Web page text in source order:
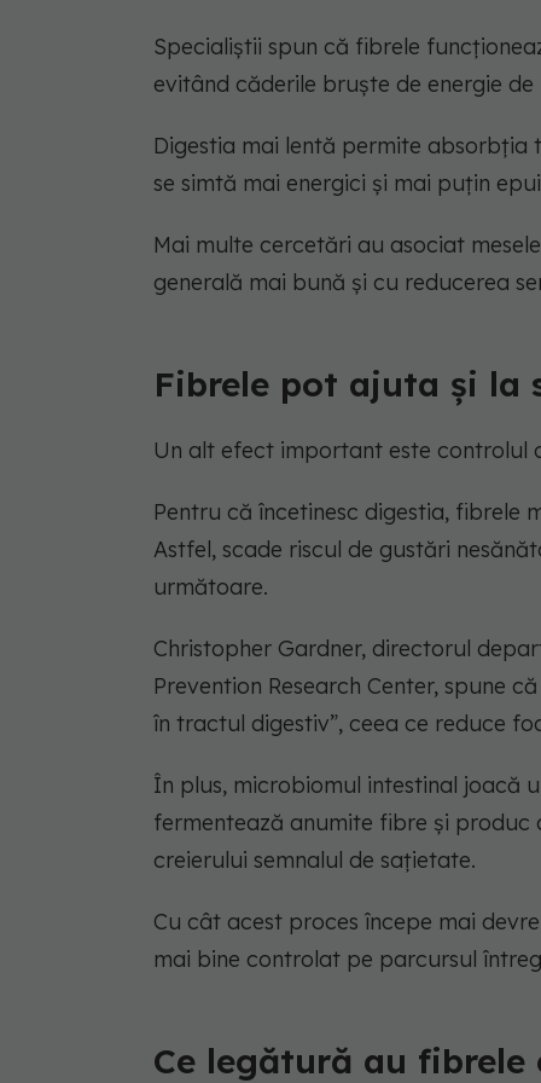
Specialiștii spun că fibrele
evitând căderile bruște de energie de
Digestia mai lentă permite absorbția
se simtă mai energici și mai puțin
Mai multe cercetări au asociat
generală mai bună și cu reducerea
Fibrele pot ajuta și la
Un alt efect important este controlul
Pentru că încetinesc digestia, fibrele
Astfel, scade riscul de gustări
următoare.
Christopher Gardner, directorul
Prevention Research Center, spune
în tractul digestiv”, ceea ce reduce
În plus, microbiomul intestinal joacă
fermentează anumite fibre și
creierului semnalul de sațietate.
Cu cât acest proces începe mai
mai bine controlat pe parcursul
Ce legătură au